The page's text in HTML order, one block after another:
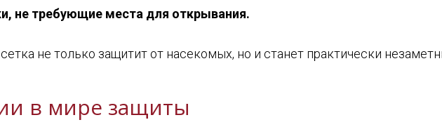
не требующие места для открывания.
не только защитит от насекомых, но и станет практически
в мире защиты